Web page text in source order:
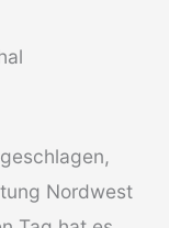
Nordwest